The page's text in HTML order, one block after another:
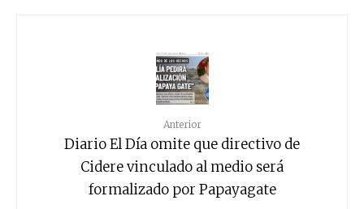
Anterior
Diario El Día omite que directivo de
Cidere vinculado al medio será
formalizado por Papayagate